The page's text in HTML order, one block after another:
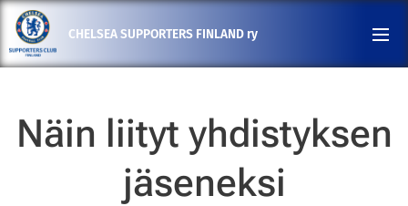
CHELSEA SUPPORTERS FINLAND ry
Näin liityt yhdistyksen
jäseneksi